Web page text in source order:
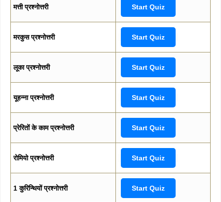
मत्ती प्रश्नोत्तरी Start Quiz
मरकुस प्रश्नोत्तरी Start Quiz
लूका प्रश्नोत्तरी Start Quiz
यूहन्ना प्रश्नोत्तरी Start Quiz
प्रेरितों के काम प्रश्नोत्तरी Start Quiz
रोमियो प्रश्नोत्तरी Start Quiz
1 कुरिन्थियों प्रश्नोत्तरी Start Quiz